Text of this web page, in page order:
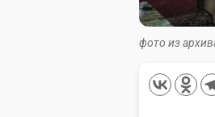
фото из